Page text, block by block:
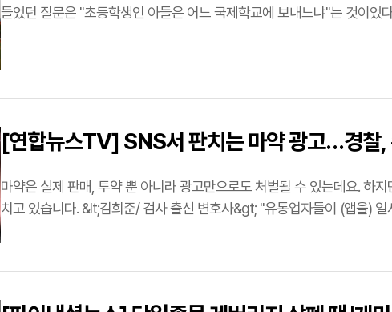
들었던 질문은 "초등학생인 아들은 어느 국제학교에 보내느냐"는 것이었
[연합뉴스TV] SNS서 판치는 마약 광고…경찰,
마약은 실제 판매, 투약 뿐 아니라 광고만으로도 처벌될 수 있는데요. 하지만 SNS에서는 이른바 물뽕으로 알려진 GHB 등 마약 광고글이 판을
치고 있습니다. &lt;김희준/ 검사 출신 변호사